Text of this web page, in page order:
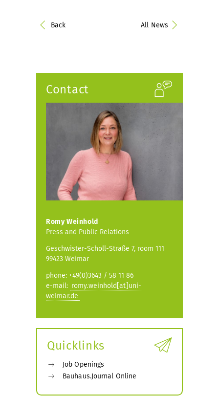
Back All News
Contact
Romy Weinhold
Press and Public Relations
Geschwister-Scholl-Straße 7, room 111
99423 Weimar
phone: +49(0)3643 / 58 11 86
e-mail: romy.weinhold[at]uni-
weimar.de
Quicklinks
Job Openings
Bauhaus.Journal Online